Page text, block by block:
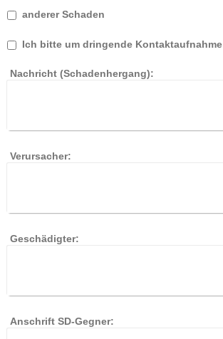
anderer Schaden
Ich bitte um dringende Kontaktaufnahme
Nachricht (Schadenhergang):
Verursacher:
Geschädigter:
Anschrift SD-Gegner: